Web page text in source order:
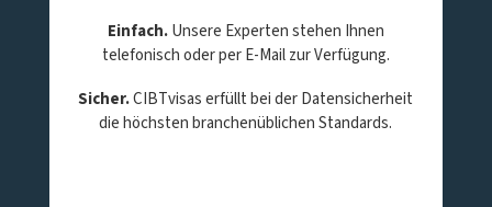
Einfach.Unsere Experten stehen Ihnen
telefonisch oder per E-Mail zur Verfügung.
Sicher.CIBTvisas erfüllt bei der Datensicherheit
die höchsten branchenüblichen Standards.